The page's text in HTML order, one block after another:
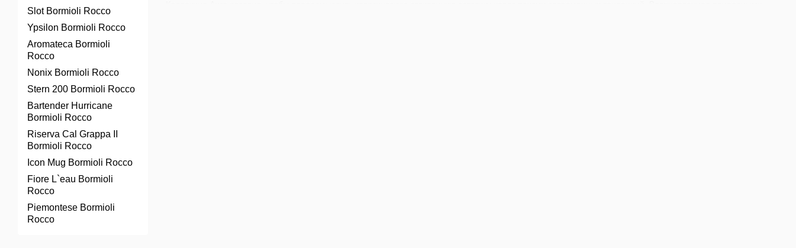
Slot Bormioli Rocco
Ypsilon Bormioli Rocco
Aromateca Bormioli
Rocco
Nonix Bormioli Rocco
Stern 200 Bormioli Rocco
Bartender Hurricane
Bormioli Rocco
Riserva Cal Grappa II
Bormioli Rocco
Icon Mug Bormioli Rocco
Fiore L`eau Bormioli
Rocco
Piemontese Bormioli
Rocco